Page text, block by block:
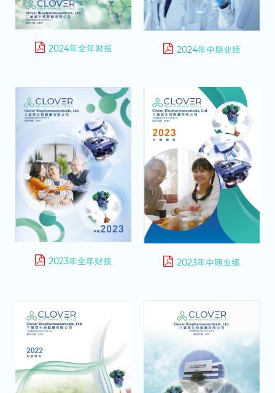
2024年全年财报 2024年中期业绩
2023年全年财报 2023年中期业绩